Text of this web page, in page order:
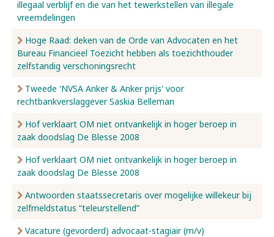
illegaal verblijf en die van het tewerkstellen van illegale
vreemdelingen
Hoge Raad: deken van de Orde van Advocaten en het
Bureau Financieel Toezicht hebben als toezichthouder
zelfstandig verschoningsrecht
Tweede 'NVSA Anker & Anker prijs' voor
rechtbankverslaggever Saskia Belleman
Hof verklaart OM niet ontvankelijk in hoger beroep in
zaak doodslag De Blesse 2008
Hof verklaart OM niet ontvankelijk in hoger beroep in
zaak doodslag De Blesse 2008
Antwoorden staatssecretaris over mogelijke willekeur bij
zelfmeldstatus “teleurstellend”
Vacature (gevorderd) advocaat-stagiair (m/v)